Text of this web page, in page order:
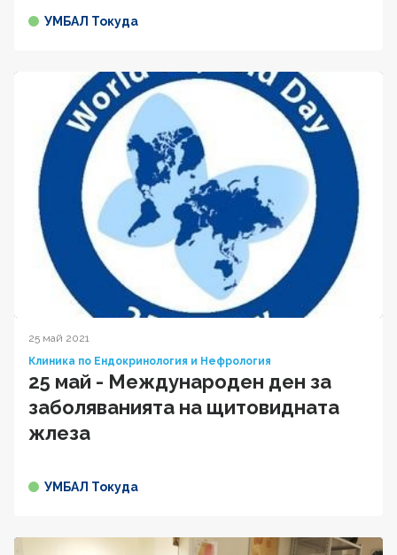
УМБАЛ Токуда
25 май 2021
Клиника по Ендокринология и Нефрология
25 май - Международен ден за
заболяванията на щитовидната
жлеза
УМБАЛ Токуда